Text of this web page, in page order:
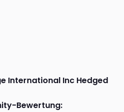
International Inc Hedged
Bewertung: